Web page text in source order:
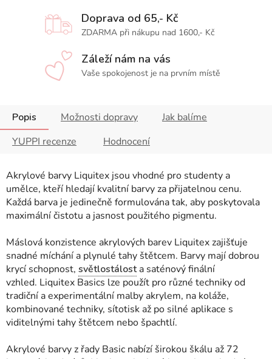
Doprava od 65,- Kč
ZDARMA při nákupu nad 1600,- Kč
Záleží nám na vás
Vaše spokojenost je na prvním místě
Popis Možnosti dopravy
Jak balíme
YUPPI recenze
Hodnocení
Akrylové barvy Liquitex jsou vhodné pro studenty a
umělce, kteří hledají kvalitní barvy za přijatelnou cenu.
Každá barva je jedinečně formulována tak, aby poskytovala
maximální čistotu a jasnost použitého pigmentu.
Máslová konzistence akrylových barev Liquitex zajišťuje
snadné míchání a plynulé tahy štětcem. Barvy mají dobrou
krycí schopnost, světlostálosta saténový finální
vzhled. Liquitex Basics lze použít pro různé techniky od
tradiční a experimentální malby akrylem, na koláže,
kombinované techniky, sítotisk až po silné aplikace s
viditelnými tahy štětcem nebo špachtlí.
Akrylové barvy z řady Basic nabízí širokou škálu až 72